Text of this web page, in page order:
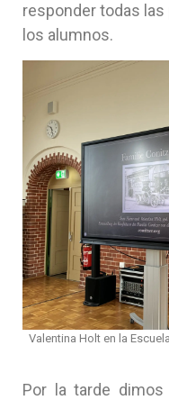
responder todas
los alumnos.
Valentina Holt en la
Por la tarde